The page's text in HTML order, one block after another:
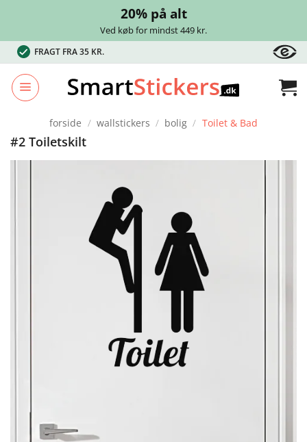
20% på alt
Ved køb for mindst 449 kr.
Fortsæt
til
indhold
FRAGT FRA 35 KR.
forside / wallstickers / bolig / Toilet & Bad
#2 Toiletskilt